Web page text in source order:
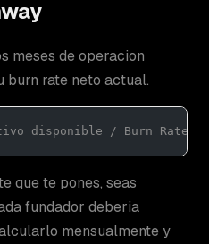
meses de operacion
burn rate neto actual.
disponible / Burn Rate
que te pones, seas
fundador deberia
mensualmente y